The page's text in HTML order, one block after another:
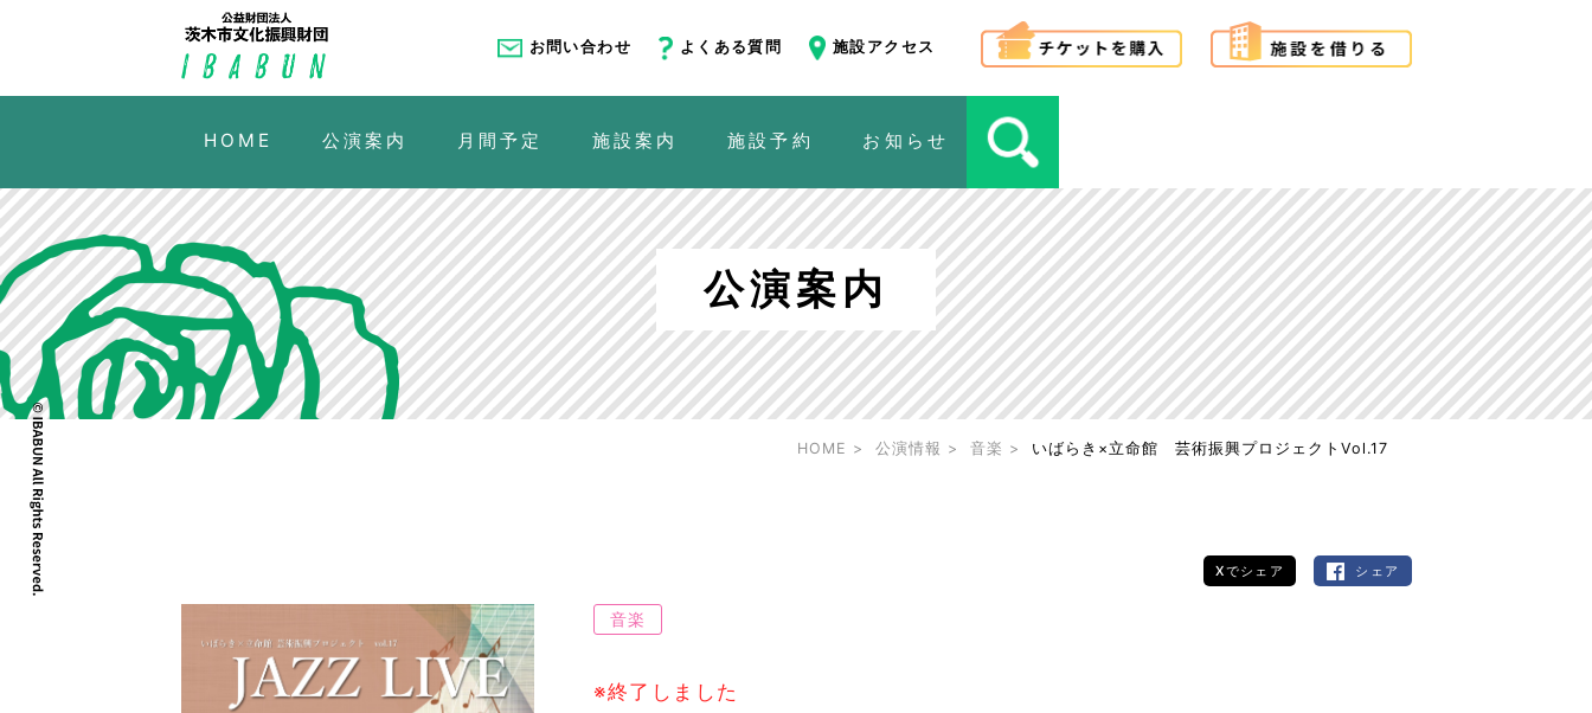
お問い合わせ よくある質問 施設アクセス
HOME 公演案内 月間予定 施設案内 施設予約 お知らせ
公演案内
HOME 公演情報 音楽 いばらき×立命館 芸術振興プロジェクトVol.17
Xでシェア シェア
音楽
※終了しました